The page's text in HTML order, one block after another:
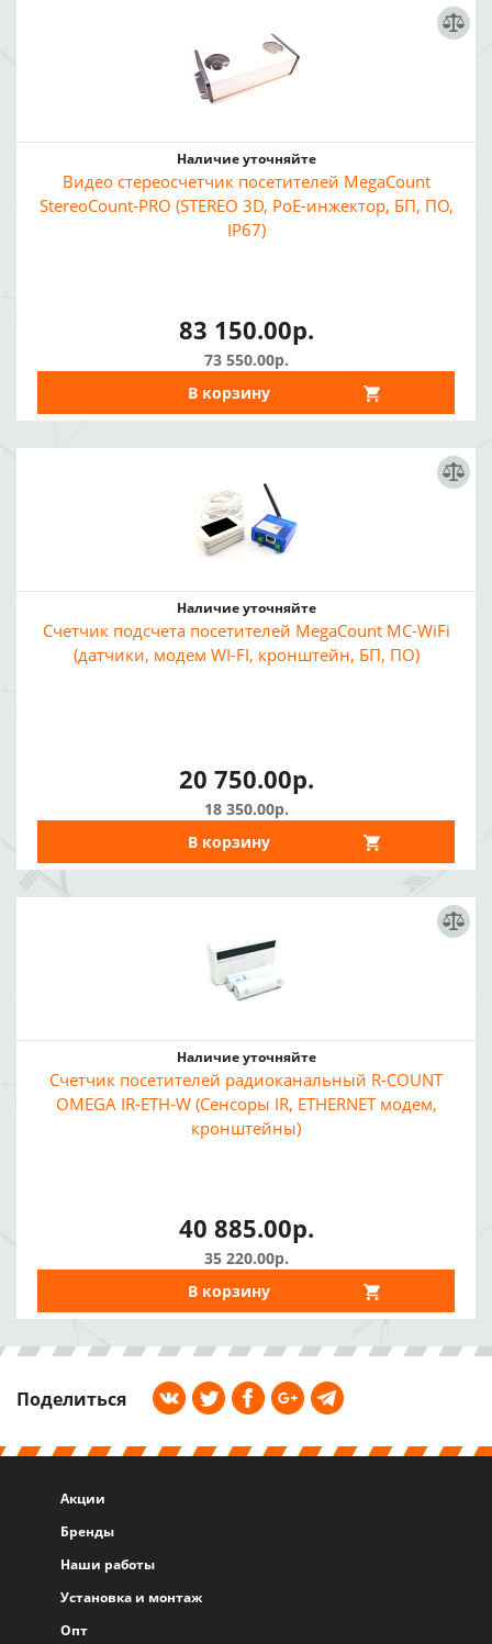
Наличие уточняйте
Видео стереосчетчик посетителей MegaCount
StereoCount-PRO (STEREO 3D, PoE-инжектор, БП, ПО,
IP67)
83 150.00р.
73 550.00р.
В корзину
Наличие уточняйте
Счетчик подсчета посетителей MegaCount MC-WiFi
(датчики, модем WI-FI, кронштейн, БП, ПО)
20 750.00р.
18 350.00р.
В корзину
Наличие уточняйте
Счетчик посетителей радиоканальный R-COUNT
OMEGA IR-ETH-W (Сенсоры IR, ETHERNET модем,
кронштейны)
40 885.00р.
35 220.00р.
В корзину
Поделиться
Акции
Бренды
Наши работы
Установка и монтаж
Опт